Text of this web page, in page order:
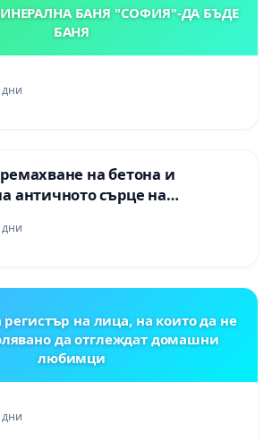
БАНЯ "СОФИЯ"-ДА БЪДЕ
БАНЯ
на бетона и
античното сърце на
могила във Враца
на лица, на които да не
да отглеждат домашни
любимци